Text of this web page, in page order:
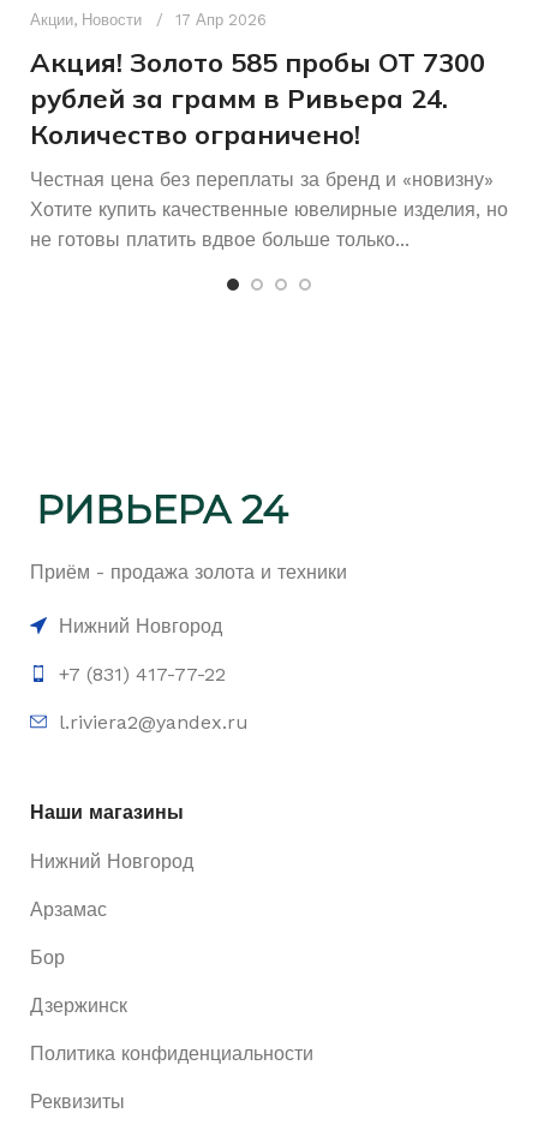
Акции, Новости 17 Апр 2026
Акция! Золото 585 пробы ОТ 7300
рублей за грамм в Ривьера 24.
Количество ограничено!
Честная цена без переплаты за бренд и «новизну»
Хотите купить качественные ювелирные изделия, но
не готовы платить вдвое больше только...
Приём - продажа золота и техники
Нижний Новгород
+7 (831) 417-77-22
l.riviera2@yandex.ru
Наши магазины
Нижний Новгород
Арзамас
Бор
Дзержинск
Политика конфиденциальности
Реквизиты